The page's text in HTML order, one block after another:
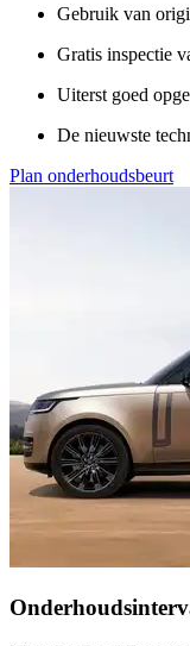
Gebruik van
Gratis inspectie
Uiterst goed
De nieuwste
Plan onderhoudsbeurt